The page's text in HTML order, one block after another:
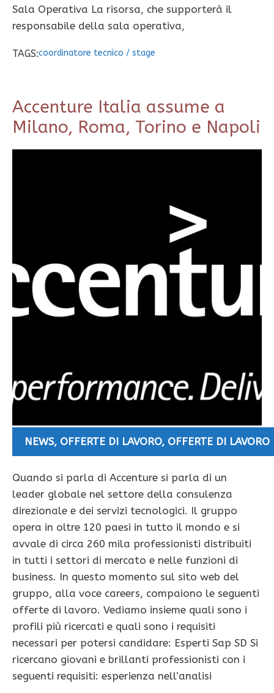
Sala Operativa La risorsa, che supporterà il
responsabile della sala operativa,
TAGS:coordinatore tecnico / stage
Accenture Italia assume a
Milano, Roma, Torino e Napoli
NEWS, OFFERTE DI LAVORO, OFFERTE DI
Quando si parla di Accenture si parla di un
leader globale nel settore della consulenza
direzionale e dei servizi tecnologici. Il gruppo
opera in oltre 120 paesi in tutto il mondo e si
avvale di circa 260 mila professionisti distribuiti
in tutti i settori di mercato e nelle funzioni di
business. In questo momento sul sito web del
gruppo, alla voce careers, compaiono le seguenti
offerte di lavoro. Vediamo insieme quali sono i
profili più ricercati e quali sono i requisiti
necessari per potersi candidare: Esperti Sap SD Si
ricercano giovani e brillanti professionisti con i
seguenti requisiti: esperienza nell’analisi